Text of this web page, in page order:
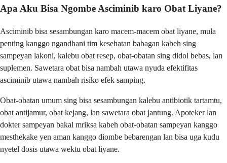
Apa Aku Bisa Ngombe Asciminib karo Obat Liyane?
Asciminib bisa sesambungan karo macem-macem obat liyane, mula
penting kanggo ngandhani tim kesehatan babagan kabeh sing
sampeyan lakoni, kalebu obat resep, obat-obatan sing didol bebas, lan
suplemen. Sawetara obat bisa nambah utawa nyuda efektifitas
asciminib utawa nambah risiko efek samping.
Obat-obatan umum sing bisa sesambungan kalebu antibiotik tartamtu,
obat antijamur, obat kejang, lan sawetara obat jantung. Apoteker lan
dokter sampeyan bakal mriksa kabeh obat-obatan sampeyan kanggo
mesthekake yen aman kanggo diombe bebarengan lan bisa uga kudu
nyetel dosis utawa wektu obat liyane.